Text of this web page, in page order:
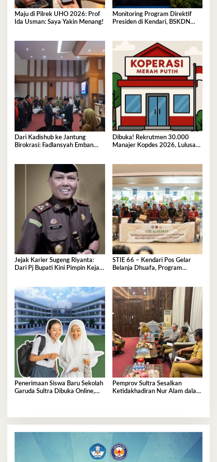
Maju di Pilrek UHO 2026: Prof
Ida Usman: Saya Yakin Menang!
Monitoring Program Direktif
Presiden di Kendari, BSKDN
Dari Kadishub ke Jantung
Birokrasi: Fadlansyah Emban
Dibuka! Rekrutmen 30.000
Manajer Kopdes 2026, Lulusan
Jejak Karier Sugeng Riyanta:
Dari Pj Bupati Kini Pimpin Kejati
STIE 66 – Kendari Pos Gelar
Belanja Dhuafa, Program
Penerimaan Siswa Baru Sekolah
Garuda Sultra Dibuka Online,
Pemprov Sultra Sesalkan
Ketidakhadiran Nur Alam dalam